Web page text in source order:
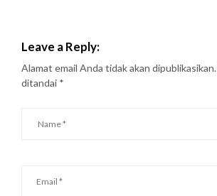
Leave a Reply:
Alamat email Anda tidak akan dipublikasikan.
ditandai *